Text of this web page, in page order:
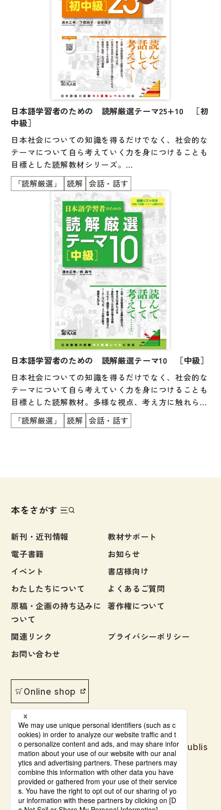
スペイン語辞典
ドイツ語辞典
ポルトガル語辞典
ロシア語辞典
各国語辞典
国語辞典
漢字・漢和辞典
語学・文法辞典
表現・用字用語辞典
比較文化辞典
教師用参考書
日本語教授法
教室活動参考書
語彙・意味
文法
表記
言語学
異文化間コミュニケーション
言語の諸相
アカデミック・スキル
定期刊行物
日本語学習者のための 読解厳選テーマ25+10 ［初
中級］
日本社会についての知識を得るだけでなく、社会的な
テーマについて自ら考えていく力を身につけることも
目標とした読解教材シリーズ。
初中級編は3部構成。
第1部は、日本の社会や文化にはばひろく触れられる2
5の読み物を掲載。
文章の理解確認をし、さらに、テーマについて考えた
り、話したりします。
第2部は、5つの昔話・伝記を収録。
やや長めの文章に挑戦し、登場人物の心情や物語のメ
ッセージを読み取ります。
第3部では、4コマ漫画・クロスワードパズル・詩など
に挑戦します。
＜別冊：英語・中国語・ベトナム語の語彙リスト付き
＞
「読解厳選」 読解 会話・話す
日本語学習者のための 読解厳選テーマ10 ［中級］
日本社会についての知識を得るだけでなく、社会的な
テーマについて自ら考えていく力を身につけることも
目標とした読解教材。多様な視点、考え方に触れられ
るように、１つのテーマにつき、2つの読み物とコラ
ムを掲載。「文章を読む」「自分の考えをまとめ、話
学・大学院への進学をめざす人にもおすすめです。
「読解厳選」 読解 会話・話す
本をさがす
新刊・近刊情報
教材サポート
電子書籍
お知らせ
イベント
書店様向け
わたしたちについて
よくあるご質問
原稿・企画の持ち込みに
ついて
著作権について
関連リンク
プライバシーポリシー
お問い合わせ
Online shop
Japanese language learning materials publis
hed by Bonjinsha
© Bonjinsha Co., LTD. All Rights Reserved.